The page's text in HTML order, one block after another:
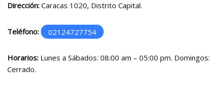
Dirección: Caracas 1020, Distrito Capital.
Teléfono: 02124727754
Horarios: Lunes a Sábados: 08:00 am – 05:00 pm. Domingos:
Cerrado.